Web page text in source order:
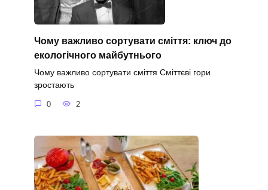
Чому важливо сортувати сміття: ключ до
екологічного майбутнього
Чому важливо сортувати сміття Сміттєві гори
зростають
0 2